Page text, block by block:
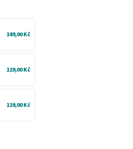
149,00 Kč
129,00 Kč
129,00 Kč